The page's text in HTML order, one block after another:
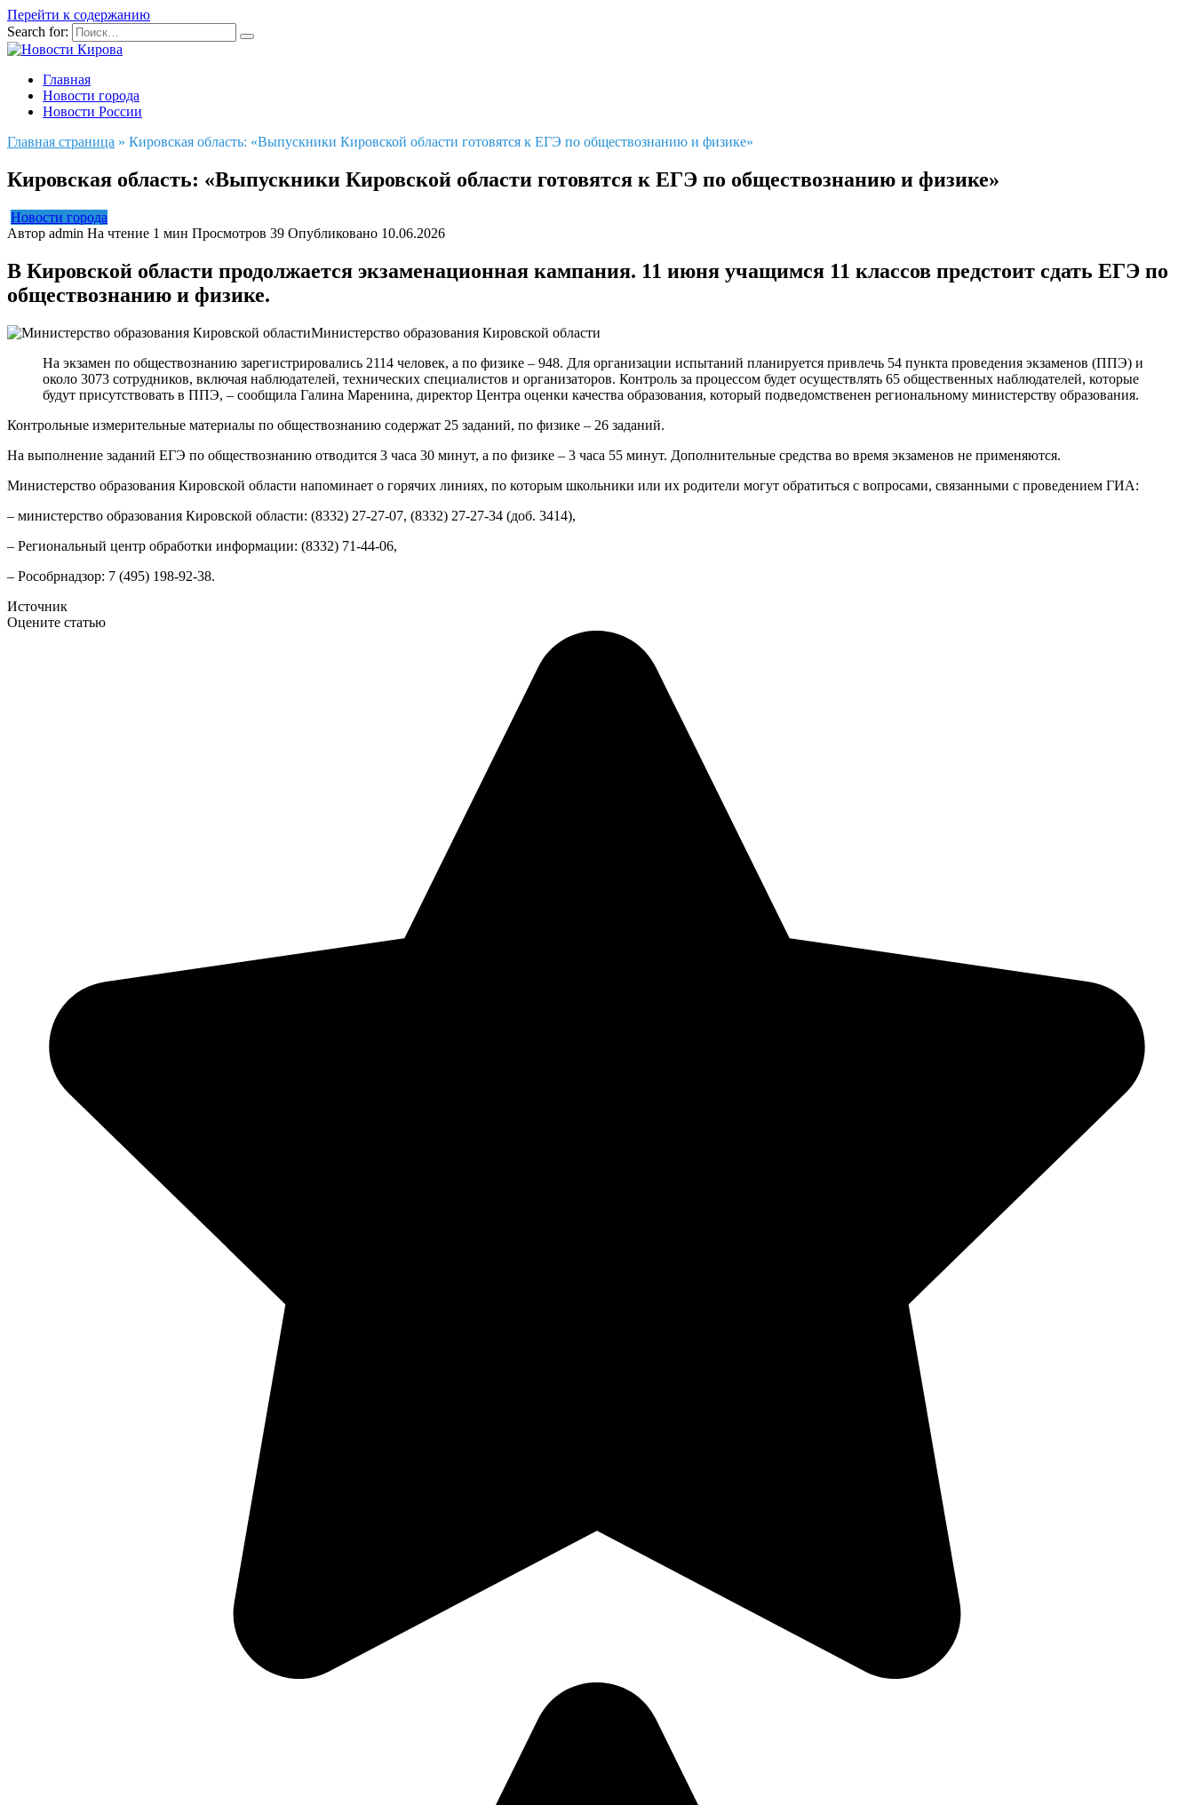
Перейти к содержанию
Search for:
Главная
Новости города
Новости России
Главная страница » Кировская область: «Выпускники Кировской области готовятся к ЕГЭ по обществознанию и физике»
Кировская область: «Выпускники Кировской области готовятся к ЕГЭ по обществознанию и физике»
Новости города
Автор admin На чтение 1 мин Просмотров 39 Опубликовано 10.06.2026
В Кировской области продолжается экзаменационная кампания. 11 июня учащимся 11 классов предстоит сдать ЕГЭ по
обществознанию и физике.
Министерство образования Кировской области
На экзамен по обществознанию зарегистрировались 2114 человек, а по физике – 948. Для организации испытаний планируется привлечь 54 пункта проведения экзаменов (ППЭ) и
около 3073 сотрудников, включая наблюдателей, технических специалистов и организаторов. Контроль за процессом будет осуществлять 65 общественных наблюдателей, которые
будут присутствовать в ППЭ, – сообщила Галина Маренина, директор Центра оценки качества образования, который подведомственен региональному министерству образования.
Контрольные измерительные материалы по обществознанию содержат 25 заданий, по физике – 26 заданий.
На выполнение заданий ЕГЭ по обществознанию отводится 3 часа 30 минут, а по физике – 3 часа 55 минут. Дополнительные средства во время экзаменов не применяются.
Министерство образования Кировской области напоминает о горячих линиях, по которым школьники или их родители могут обратиться с вопросами, связанными с проведением ГИА:
– министерство образования Кировской области: (8332) 27-27-07, (8332) 27-27-34 (доб. 3414),
– Региональный центр обработки информации: (8332) 71-44-06,
– Рособрнадзор: 7 (495) 198-92-38.
Источник
Оцените статью